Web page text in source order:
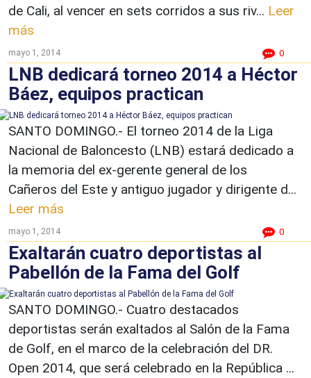
de Cali, al vencer en sets corridos a sus riv... Leer
más
mayo 1, 2014 0
LNB dedicará torneo 2014 a Héctor
Báez, equipos practican
SANTO DOMINGO.- El torneo 2014 de la Liga
Nacional de Baloncesto (LNB) estará dedicado a
la memoria del ex-gerente general de los
Cañeros del Este y antiguo jugador y dirigente d...
Leer más
mayo 1, 2014 0
Exaltarán cuatro deportistas al
Pabellón de la Fama del Golf
SANTO DOMINGO.- Cuatro destacados
deportistas serán exaltados al Salón de la Fama
de Golf, en el marco de la celebración del DR.
Open 2014, que será celebrado en la República ...